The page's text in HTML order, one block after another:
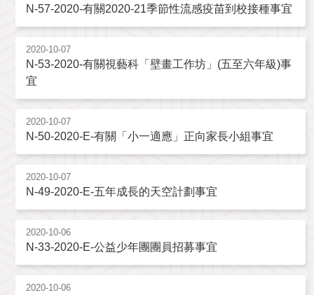
N-57-2020-有關2020-21季節性流感疫苗到校接種事宜
2020-10-07
N-53-2020-有關視藝科「壁畫工作坊」(五至六年級)事
宜
2020-10-07
N-50-2020-E-有關「小一適應」正向家長小組事宜
2020-10-07
N-49-2020-E-五年成長的天空計劃事宜
2020-10-06
N-33-2020-E-公益少年團團員招募事宜
2020-10-06